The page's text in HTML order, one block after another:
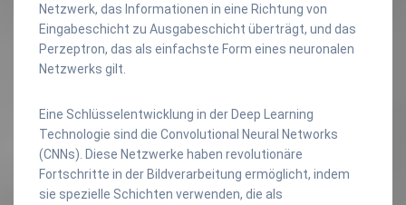
Netzwerk, das Informationen in eine Richtung von
Eingabeschicht zu Ausgabeschicht überträgt, und das
Perzeptron, das als einfachste Form eines neuronalen
Netzwerks gilt.
Eine Schlüsselentwicklung in der Deep Learning
Technologie sind die Convolutional Neural Networks
(CNNs). Diese Netzwerke haben revolutionäre
Fortschritte in der Bildverarbeitung ermöglicht, indem
sie spezielle Schichten verwenden, die als